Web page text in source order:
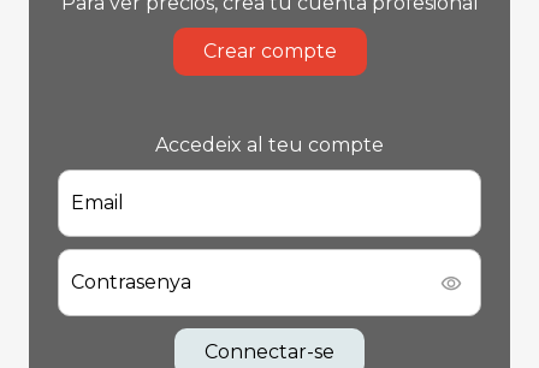
Crear compte
Accedeix al teu compte
Email
Contrasenya
Connectar-se